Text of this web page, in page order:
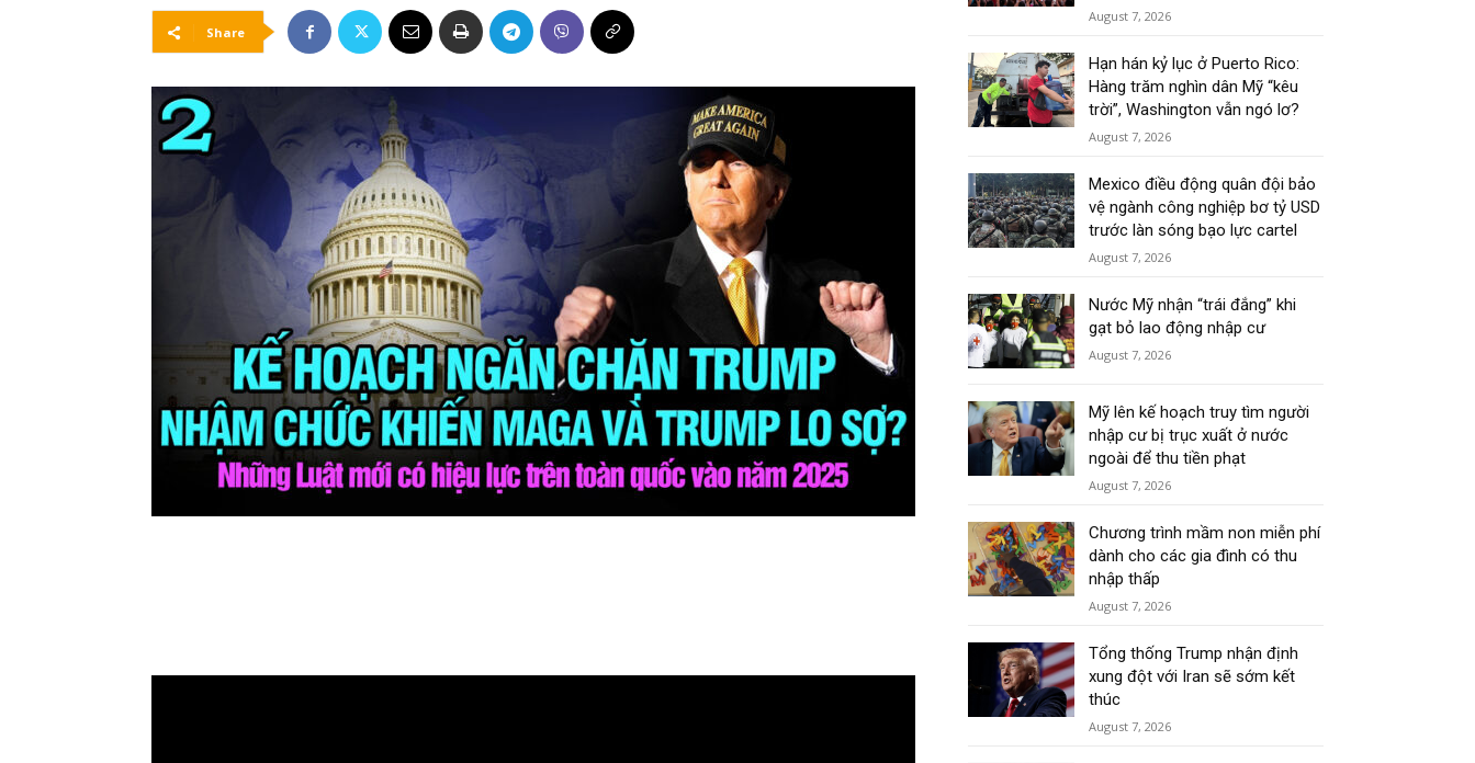
Share
August 7, 2026
Hạn hán kỷ lục ở Puerto Rico:
Hàng trăm nghìn dân Mỹ “kêu
trời”, Washington vẫn ngó lơ?
August 7, 2026
Mexico điều động quân đội bảo
vệ ngành công nghiệp bơ tỷ USD
trước làn sóng bạo lực cartel
August 7, 2026
Nước Mỹ nhận “trái đắng” khi
gạt bỏ lao động nhập cư
August 7, 2026
Mỹ lên kế hoạch truy tìm người
nhập cư bị trục xuất ở nước
ngoài để thu tiền phạt
August 7, 2026
Chương trình mầm non miễn phí
dành cho các gia đình có thu
nhập thấp
August 7, 2026
Tổng thống Trump nhận định
xung đột với Iran sẽ sớm kết
thúc
August 7, 2026